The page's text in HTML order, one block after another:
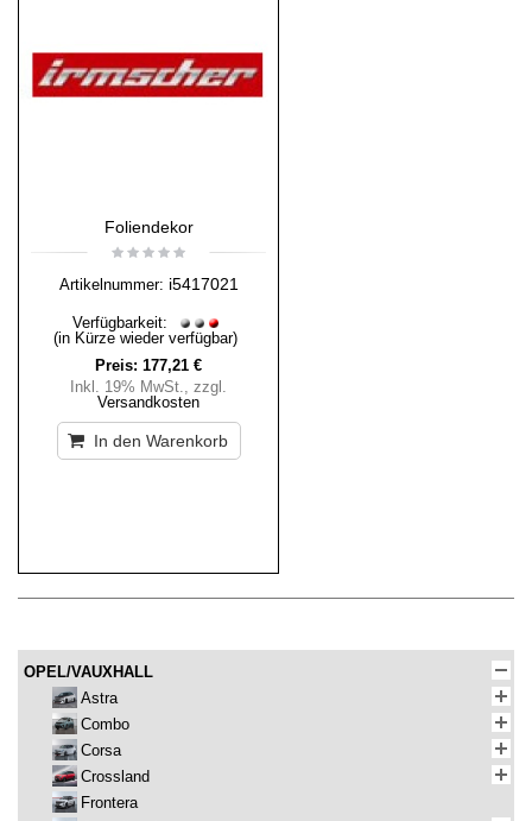
Foliendekor
Artikelnummer: i5417021
Verfügbarkeit:
(in Kürze wieder verfügbar)
Preis: 177,21 €
Inkl. 19% MwSt., zzgl.
Versandkosten
In den Warenkorb
OPEL/VAUXHALL
Astra
Combo
Corsa
Crossland
Frontera